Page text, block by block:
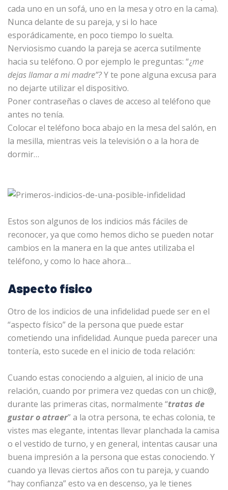
cada uno en un sofá, uno en la mesa y otro en la cama).
Nunca delante de su pareja, y si lo hace
esporádicamente, en poco tiempo lo suelta.
Nerviosismo cuando la pareja se acerca sutilmente
hacia su teléfono. O por ejemplo le preguntas: “¿me
dejas llamar a mi madre”?Y te pone alguna excusa para
no dejarte utilizar el dispositivo.
Poner contraseñas o claves de acceso al teléfono que
antes no tenía.
Colocar el teléfono boca abajo en la mesa del salón, en
la mesilla, mientras veis la televisión o a la hora de
dormir…
Estos son algunos de los indicios más fáciles de
reconocer, ya que como hemos dicho se pueden notar
cambios en la manera en la que antes utilizaba el
teléfono, y como lo hace ahora…
Aspecto físico
Otro de los indicios de una infidelidad puede ser en el
“aspecto físico” de la persona que puede estar
cometiendo una infidelidad. Aunque pueda parecer una
tontería, esto sucede en el inicio de toda relación:
Cuando estas conociendo a alguien, al inicio de una
relación, cuando por primera vez quedas con un chic@,
durante las primeras citas, normalmente “tratas de
gustar o atraer” a la otra persona, te echas colonia, te
vistes mas elegante, intentas llevar planchada la camisa
o el vestido de turno, y en general, intentas causar una
buena impresión a la persona que estas conociendo. Y
cuando ya llevas ciertos años con tu pareja, y cuando
“hay confianza” esto va en descenso, ya le tienes